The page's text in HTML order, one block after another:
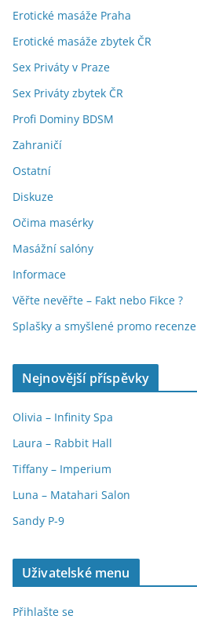
Erotické masáže Praha
Erotické masáže zbytek ČR
Sex Priváty v Praze
Sex Priváty zbytek ČR
Profi Dominy BDSM
Zahraničí
Ostatní
Diskuze
Očima masérky
Masážní salóny
Informace
Věřte nevěřte – Fakt nebo Fikce ?
Splašky a smyšlené promo recenze
Nejnovější příspěvky
Olivia – Infinity Spa
Laura – Rabbit Hall
Tiffany – Imperium
Luna – Matahari Salon
Sandy P-9
Uživatelské menu
Přihlašte se